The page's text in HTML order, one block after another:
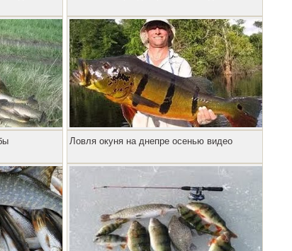
Ловля окуня на днепре осенью видео